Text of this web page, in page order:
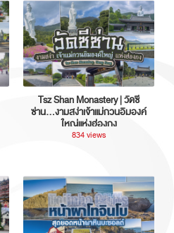
Tsz Shan Monastery | วัดซี
ซ่าน…งามสง่าเจ้าแม่กวนอิมองค์
ใหญ่แห่งฮ่องกง
834 views